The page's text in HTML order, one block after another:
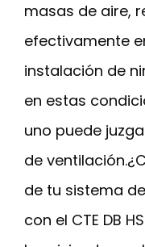
masas de aire,
efectivamente
instalación de
en estas
uno puede
de
de tu sistema
con el CTE DB